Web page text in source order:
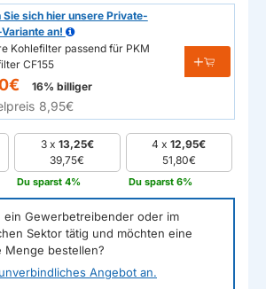
Sie sich hier unsere Private-
an!
Kohlefilter passend für PKM
CF155
16% billiger
8,95€
3 x 13,25€
39,75€
Du sparst 4%
4 x12,95€
51,80€
Du sparst 6%
ein Gewerbetreibender oder im
Sektor tätig und möchten eine
Menge bestellen?
Angebot an.